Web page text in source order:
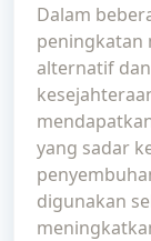
Dalam
peningkatan
alternatif
yang sadar
digunakan